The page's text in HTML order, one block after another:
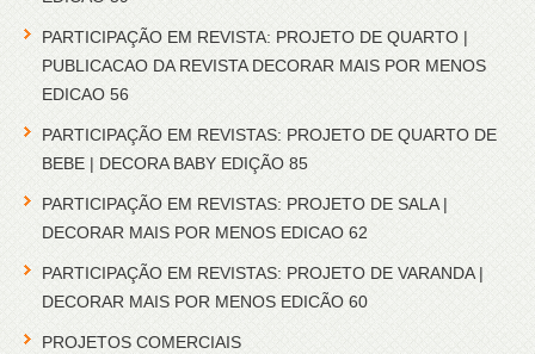
PARTICIPAÇÃO EM REVISTA: PROJETO DE QUARTO |
PUBLICACAO DA REVISTA DECORAR MAIS POR MENOS
EDICAO 56
PARTICIPAÇÃO EM REVISTAS: PROJETO DE QUARTO DE
BEBE | DECORA BABY EDIÇÃO 85
PARTICIPAÇÃO EM REVISTAS: PROJETO DE SALA |
DECORAR MAIS POR MENOS EDICAO 62
PARTICIPAÇÃO EM REVISTAS: PROJETO DE VARANDA |
DECORAR MAIS POR MENOS EDICÃO 60
PROJETOS COMERCIAIS